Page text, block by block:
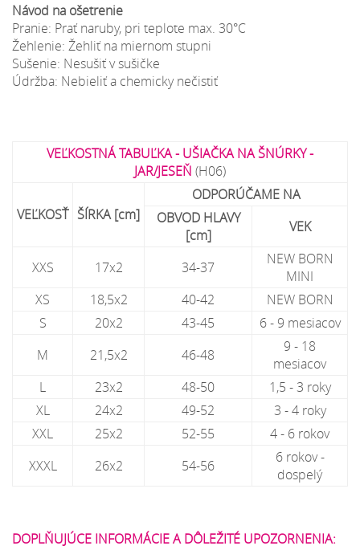
Návod na ošetrenie
Pranie: Prať naruby, pri teplote max. 30°C
Žehlenie: Žehliť na miernom stupni
Sušenie: Nesušiť v sušičke
Údržba: Nebieliť a chemicky nečistiť
VEĽKOSTNÁ TABUĽKA - UŠIAČKA NA ŠNÚRKY -
JAR/JESEŇ (H06)
VEĽKOSŤ ŠÍRKA [cm]
ODPORÚČAME NA
OBVOD HLAVY
[cm]
VEK
XXS 17x2 34-37
NEW BORN
MINI
XS
18,5x2 40-42
NEW BORN
S
20x2 43-45
6 - 9 mesiacov
M
21,5x2 46-48
9 - 18
mesiacov
L
23x2 48-50
1,5 - 3 roky
XL
24x2 49-52
3 - 4 roky
XXL
25x2 52-55
4 - 6 rokov
XXXL
26x2 54-56
6 rokov -
dospelý
DOPLŇUJÚCE INFORMÁCIE A DÔLEŽITÉ UPOZORNENIA: